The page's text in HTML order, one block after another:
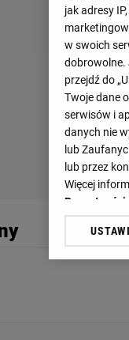
jak adresy
w swoich
dobrowolne.
przejdź do
Twoje dane
serwisów i
danych nie
lub
lub przez
Więcej
Prywatności
Klikając